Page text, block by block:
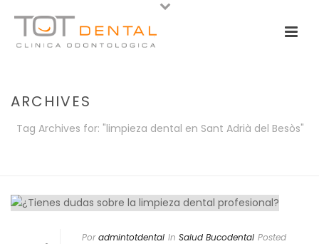
ARCHIVES
Tag Archives for: "limpieza dental en Sant Adrià del Besòs"
Por admintotdental In Salud Bucodental Posted